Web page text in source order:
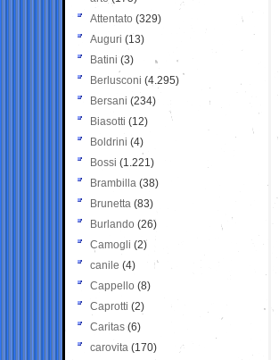
Attentato (329)
Auguri (13)
Batini (3)
Berlusconi (4.295)
Bersani (234)
Biasotti (12)
Boldrini (4)
Bossi (1.221)
Brambilla (38)
Brunetta (83)
Burlando (26)
Camogli (2)
canile (4)
Cappello (8)
Caprotti (2)
Caritas (6)
carovita (170)